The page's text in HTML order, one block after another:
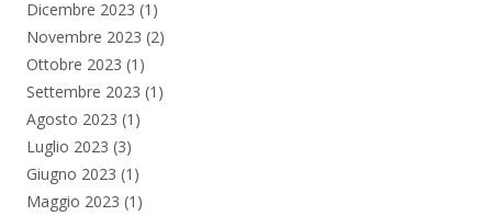
Dicembre 2023 (1)
Novembre 2023 (2)
Ottobre 2023 (1)
Settembre 2023 (1)
Agosto 2023 (1)
Luglio 2023 (3)
Giugno 2023 (1)
Maggio 2023 (1)